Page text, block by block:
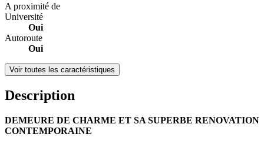
A proximité de
Université
Oui
Autoroute
Oui
Voir toutes les caractéristiques
Description
DEMEURE DE CHARME ET SA SUPERBE RENOVATION
CONTEMPORAINE